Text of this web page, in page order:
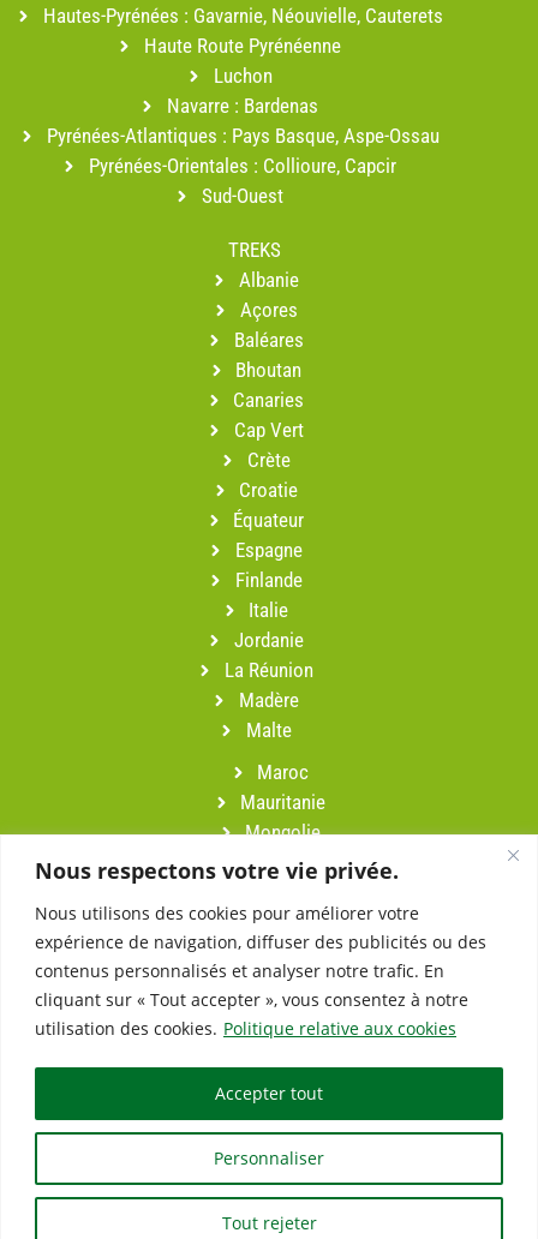
Nous respectons votre vie privée.
Nous utilisons des cookies pour améliorer votre
expérience de navigation, diffuser des publicités ou des
contenus personnalisés et analyser notre trafic. En
cliquant sur « Tout accepter », vous consentez à notre
utilisation des cookies. Politique relative aux cookies
Personnaliser
Tout rejeter
Accepter tout
Hautes-Pyrénées : Gavarnie, Néouvielle, Cauterets
Haute Route Pyrénéenne
Luchon
Navarre : Bardenas
Pyrénées-Atlantiques : Pays Basque, Aspe-Ossau
Pyrénées-Orientales : Collioure, Capcir
Sud-Ouest
TREKS
Albanie
Açores
Baléares
Bhoutan
Canaries
Cap Vert
Crète
Croatie
Équateur
Espagne
Finlande
Italie
Jordanie
La Réunion
Madère
Malte
Maroc
Mauritanie
Mongolie
Namibie
Oman
Pérou
Portugal
Sardaigne
Slovénie
Suisse
Turquie
Vietnam